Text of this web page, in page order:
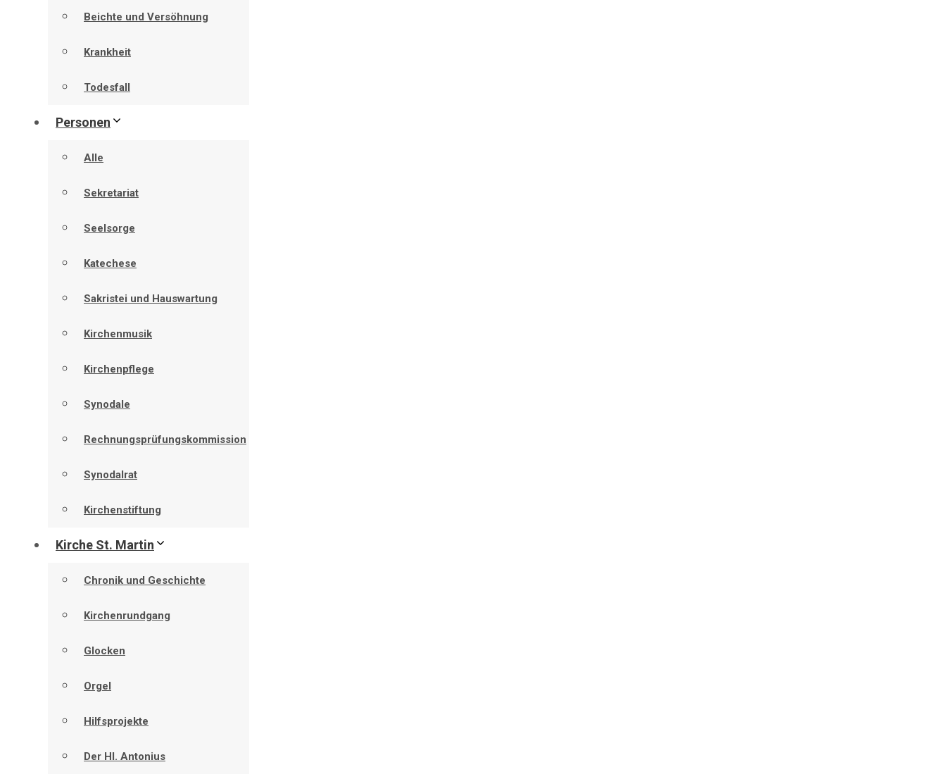
Beichte und Versöhnung
Krankheit
Todesfall
Personen
Alle
Sekretariat
Seelsorge
Katechese
Sakristei und Hauswartung
Kirchenmusik
Kirchenpflege
Synodale
Rechnungsprüfungskommission
Synodalrat
Kirchenstiftung
Kirche St. Martin
Chronik und Geschichte
Kirchenrundgang
Glocken
Orgel
Hilfsprojekte
Der Hl. Antonius